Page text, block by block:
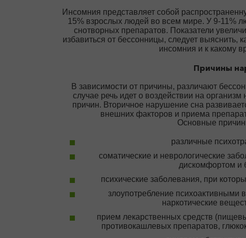
Инсомния представляет собой
15% взрослых людей во всем мире. У 9-11%
снотворных препаратов. Показатели
избавиться от бессонницы, следует выяснить,
инсомния и к какому
Причины
В зависимости от причины, различают
случае речь идет о воздействии на организм
причин. Вторичное нарушение сна
внешних факторов и приема
Основные
различные
соматические и неврологические
дискомфортом и
психические заболевания, при
злоупотребление психоактивными
наркотические
прием лекарственных средств
противокашлевых препаратов,